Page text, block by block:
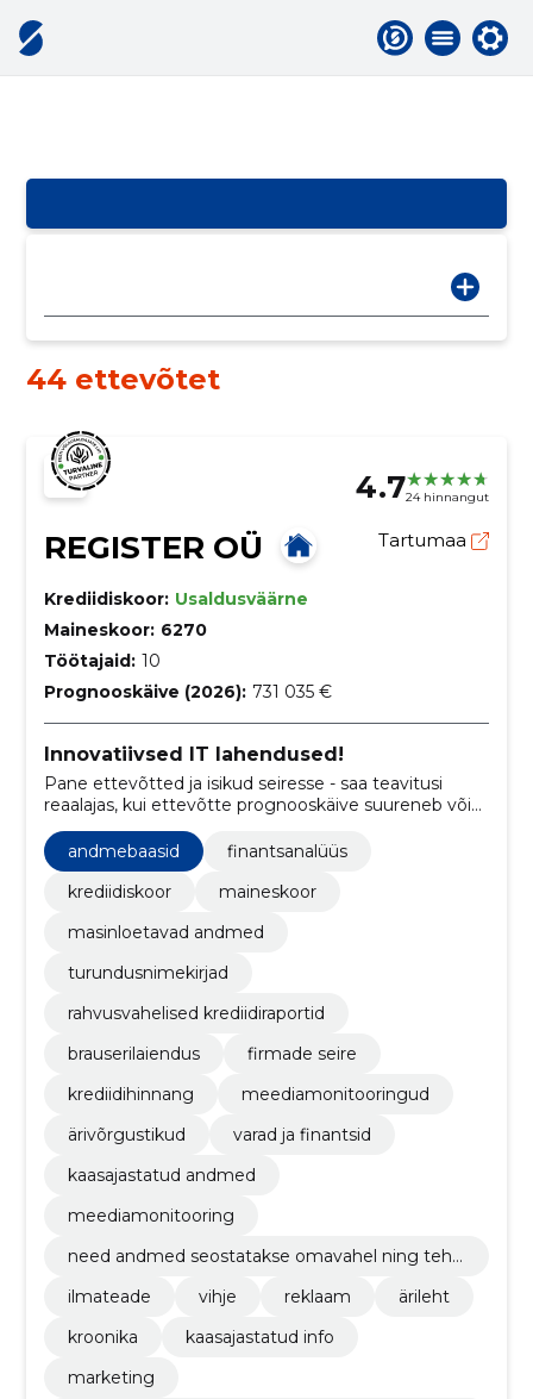
44 ettevõtet
4.724 hinnangut
REGISTER OÜ Tartumaa
Krediidiskoor: Usaldusväärne
Maineskoor: 6270
Töötajaid: 10
Prognooskäive (2026): 731 035 €
Innovatiivsed IT lahendused!
Pane ettevõtted ja isikud seiresse - saa teavitusi
reaalajas, kui ettevõtte prognooskäive suureneb või
juhatuse liikme firmad on muutumas maksejõuetuks!
andmebaasid
finantsanalüüs
krediidiskoor
maineskoor
masinloetavad andmed
turundusnimekirjad
rahvusvahelised krediidiraportid
brauserilaiendus
firmade seire
krediidihinnang
meediamonitooringud
ärivõrgustikud
varad ja finantsid
kaasajastatud andmed
meediamonitooring
need andmed seostatakse omavahel ning teha
s.
ilmateade vihje reklaam
ärileht
kroonika
kaasajastatud info
marketing